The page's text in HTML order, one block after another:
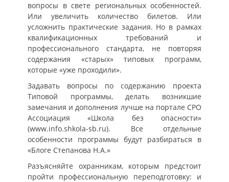
вопросы в свете региональных особенностей.
Или увеличить количество билетов. Или
усложнить практические задания. Но в рамках
квалификационных требований и
профессионального стандарта, не повторяя
содержания «старых» типовых программ,
которые «уже проходили».
Задавать вопросы по содержанию проекта
Типовой программы, делать возникшие
замечания и дополнения лучше на портале СРО
Ассоциация «Школа без опасности»
(www.info.shkola-sb.ru). Все отдельные
особенности программы будут разбираться в
«Блоге Степанова Н.А.»
Разъясняйте охранникам, которым предстоит
пройти профессиональную переподготовку: и